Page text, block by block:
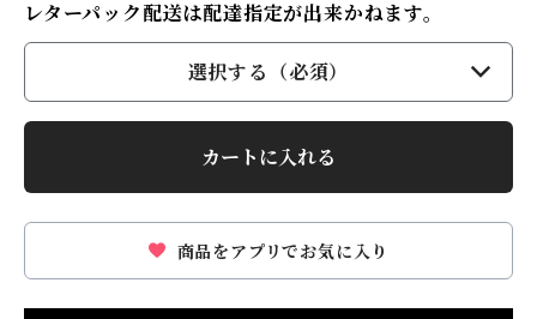
レターパック配送は配達指定が出来かねます。
選択する（必須）
カートに入れる
商品をアプリでお気に入り